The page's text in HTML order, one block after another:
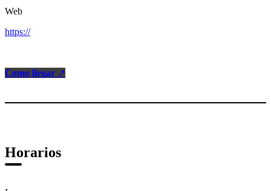
Web
https://
Como llegar ↗
Horarios